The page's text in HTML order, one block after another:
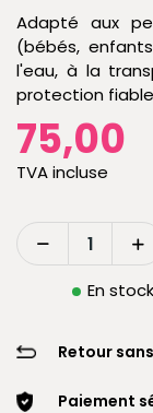
Adapté aux
(bébés,
l'eau, à la
protection
75,00
TVA incluse
En
Retour
Paiement